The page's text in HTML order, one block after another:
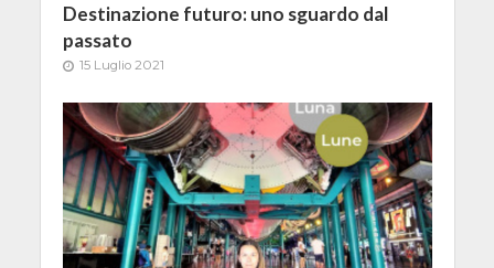
Destinazione futuro: uno sguardo dal
passato
15 Luglio 2021